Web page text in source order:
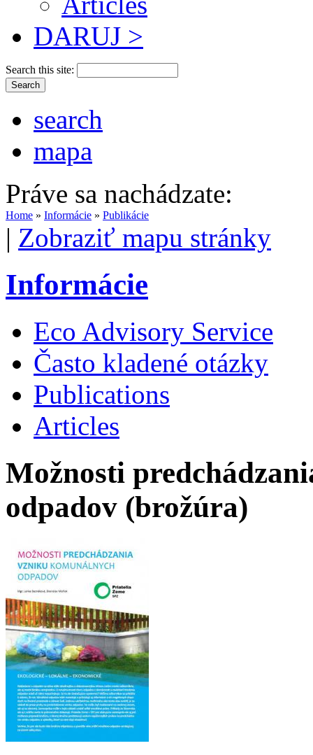
DARUJ >
Search this site:
search
mapa
Práve sa nachádzate:
Home » Informácie » Publikácie
| Zobraziť mapu stránky
Informácie
Eco Advisory Service
Často kladené otázky
Publications
Articles
Možnosti
odpadov (brožúra)